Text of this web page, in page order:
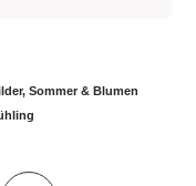
, Sommer & Blumen